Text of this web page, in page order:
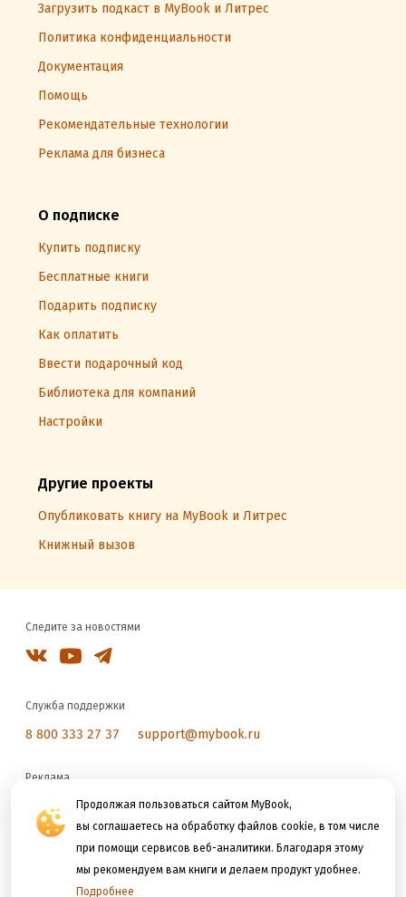
Продолжая пользоваться сайтом MyBook,
вы соглашаетесь на обработку файлов cookie, в том числе
при помощи сервисов веб-аналитики. Благодаря этому
мы рекомендуем вам книги и делаем продукт удобнее.
Подробнее
Загрузить подкаст в MyBook и Литрес
Политика конфиденциальности
Документация
Помощь
Рекомендательные технологии
Реклама для бизнеса
О подписке
Купить подписку
Бесплатные книги
Подарить подписку
Как оплатить
Ввести подарочный код
Библиотека для компаний
Настройки
Другие проекты
Опубликовать книгу на MyBook и Литрес
Книжный вызов
Следите за новостями
Служба поддержки
8 800 333 27 37 support@mybook.ru
Реклама
reklama@litres.ru
Мы принимаем к оплате